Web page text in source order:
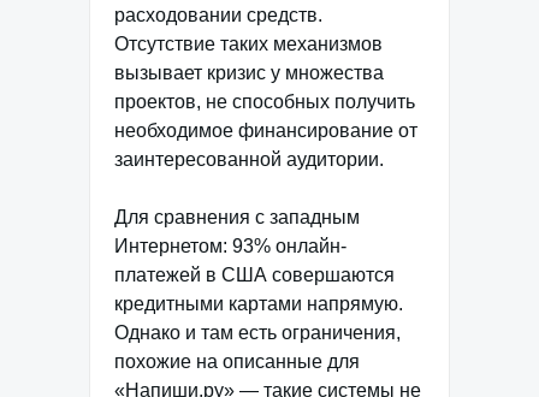
расходовании средств.
Отсутствие таких механизмов
вызывает кризис у множества
проектов, не способных получить
необходимое финансирование от
заинтересованной аудитории.
Для сравнения с западным
Интернетом: 93% онлайн-
платежей в США совершаются
кредитными картами напрямую.
Однако и там есть ограничения,
похожие на описанные для
«Напиши.ру» — такие системы не